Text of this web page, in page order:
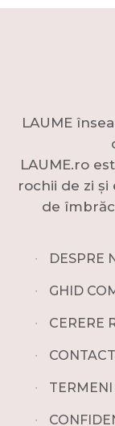
LAUME
LAUME.ro
rochii de zi
de
∙ DESPRE
∙ GHID
∙ CERERE
∙ CONTACT
∙
∙